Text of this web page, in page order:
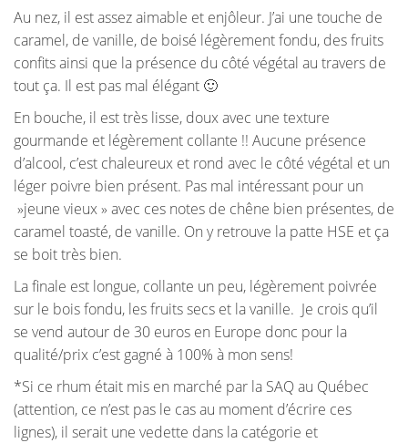
Au nez, il est assez aimable et enjôleur. J’ai une touche de
caramel, de vanille, de boisé légèrement fondu, des fruits
confits ainsi que la présence du côté végétal au travers de
tout ça. Il est pas mal élégant 🙂
En bouche, il est très lisse, doux avec une texture
gourmande et légèrement collante !! Aucune présence
d’alcool, c’est chaleureux et rond avec le côté végétal et un
léger poivre bien présent. Pas mal intéressant pour un
»jeune vieux » avec ces notes de chêne bien présentes, de
caramel toasté, de vanille. On y retrouve la patte HSE et ça
se boit très bien.
La finale est longue, collante un peu, légèrement poivrée
sur le bois fondu, les fruits secs et la vanille. Je crois qu’il
se vend autour de 30 euros en Europe donc pour la
qualité/prix c’est gagné à 100% à mon sens!
*Si ce rhum était mis en marché par la SAQ au Québec
(attention, ce n’est pas le cas au moment d’écrire ces
lignes), il serait une vedette dans la catégorie et